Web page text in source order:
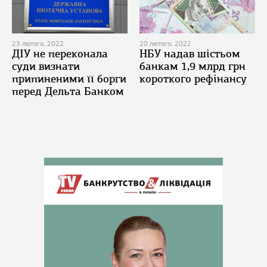
23 лютого, 2022
ДІУ не переконала
суди визнати
припиненими її борги
перед Дельта Банком
20 лютого, 2022
НБУ надав шістьом
банкам 1,9 млрд грн
короткого рефінансу